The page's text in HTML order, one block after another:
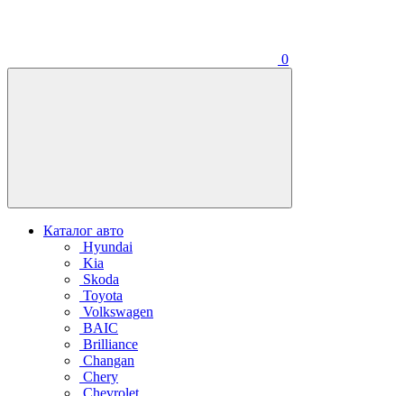
0
Каталог авто
Hyundai
Kia
Skoda
Toyota
Volkswagen
BAIC
Brilliance
Changan
Chery
Chevrolet